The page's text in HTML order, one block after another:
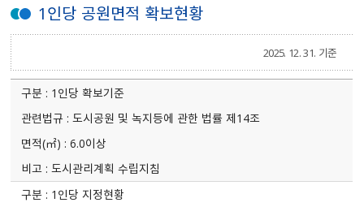
1인당 공원면적 확보현황
2025. 12. 31. 기준
1인당 확보기준
도시공원 및 녹지등에 관한 법률 제14조
6.0이상
도시관리계획 수립지침
1인당 지정현황